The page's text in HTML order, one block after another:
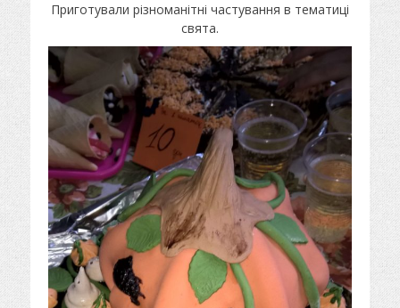
Приготували різноманітні частування в тематиці
свята.